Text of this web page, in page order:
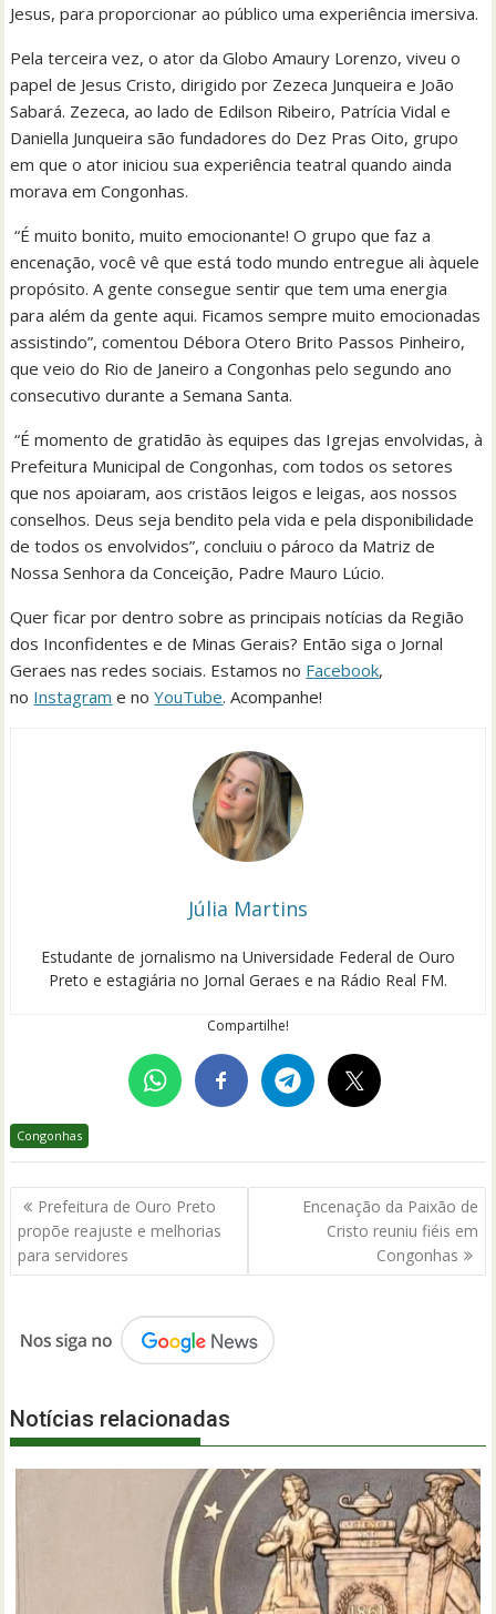
Jesus, para proporcionar ao público uma experiência imersiva.
Pela terceira vez, o ator da Globo Amaury Lorenzo, viveu o
papel de Jesus Cristo, dirigido por Zezeca Junqueira e João
Sabará. Zezeca, ao lado de Edilson Ribeiro, Patrícia Vidal e
Daniella Junqueira são fundadores do Dez Pras Oito, grupo
em que o ator iniciou sua experiência teatral quando ainda
morava em Congonhas.
“É muito bonito, muito emocionante! O grupo que faz a
encenação, você vê que está todo mundo entregue ali àquele
propósito. A gente consegue sentir que tem uma energia
para além da gente aqui. Ficamos sempre muito emocionadas
assistindo”, comentou Débora Otero Brito Passos Pinheiro,
que veio do Rio de Janeiro a Congonhas pelo segundo ano
consecutivo durante a Semana Santa.
“É momento de gratidão às equipes das Igrejas envolvidas, à
Prefeitura Municipal de Congonhas, com todos os setores
que nos apoiaram, aos cristãos leigos e leigas, aos nossos
conselhos. Deus seja bendito pela vida e pela disponibilidade
de todos os envolvidos”, concluiu o pároco da Matriz de
Nossa Senhora da Conceição, Padre Mauro Lúcio.
Quer ficar por dentro sobre as principais notícias da Região
dos Inconfidentes e de Minas Gerais? Então siga o Jornal
Geraes nas redes sociais. Estamos no Facebook,
no Instagram e noYouTube. Acompanhe!
Júlia Martins
Estudante de jornalismo na Universidade Federal de Ouro
Preto e estagiária no Jornal Geraes e na Rádio Real FM.
Compartilhe!
Congonhas
Navegação
de
Post
Prefeitura de Ouro Preto
propõe reajuste e melhorias
para servidores
Encenação da Paixão de
Cristo reuniu fiéis em
Congonhas
Notícias relacionadas